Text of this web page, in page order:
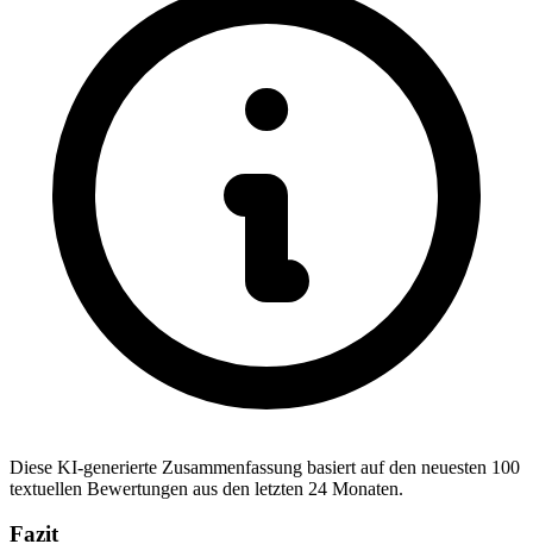
Diese KI-generierte Zusammenfassung basiert auf den neuesten 100
textuellen Bewertungen aus den letzten 24 Monaten.
Fazit